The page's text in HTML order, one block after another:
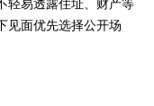
见面优先选择公开场